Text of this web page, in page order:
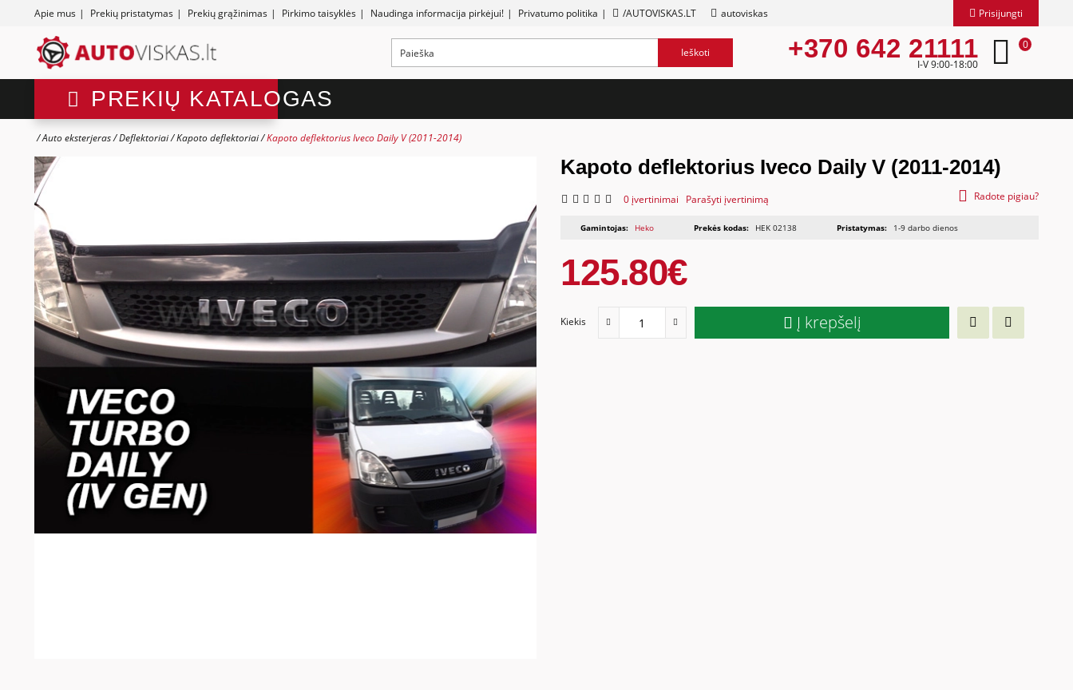
Apie mus | Prekių pristatymas | Prekių grąžinimas | Pirkimo taisyklės | Naudinga informacija pirkėjui! | Privatumo politika | /AUTOVISKAS.LT autoviskas Prisijungti
Ieškoti +370 642 21111
I-V 9:00-18:00
0
PREKIŲ KATALOGAS
Auto eksterjeras Deflektoriai Kapoto deflektoriai Kapoto deflektorius Iveco Daily V (2011-2014)
Kapoto deflektorius Iveco Daily V (2011-2014)
0 įvertinimai Parašyti įvertinimą Radote pigiau?
Gamintojas: Heko Prekės kodas: HEK 02138 Pristatymas: 1-9 darbo dienos
125.80€
Kiekis Į krepšelį